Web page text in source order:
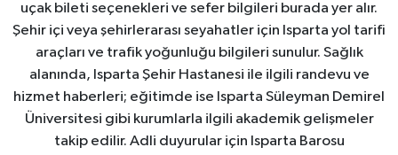
uçak bileti seçenekleri ve sefer bilgileri burada yer alır.
Şehir içi veya şehirlerarası seyahatler için Isparta yol tarifi
araçları ve trafik yoğunluğu bilgileri sunulur. Sağlık
alanında, Isparta Şehir Hastanesi ile ilgili randevu ve
hizmet haberleri; eğitimde ise Isparta Süleyman Demirel
Üniversitesi gibi kurumlarla ilgili akademik gelişmeler
takip edilir. Adli duyurular için Isparta Barosu